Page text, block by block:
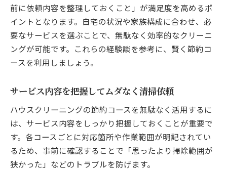
前に依頼内容を整理しておくこと」が満足度を高めるポ
イントとなります。自宅の状況や家族構成に合わせ、必
要なサービスを選ぶことで、無駄なく効率的なクリーニ
ングが可能です。これらの経験談を参考に、賢く節約コ
ースを利用しましょう。
サービス内容を把握してムダなく清掃依頼
ハウスクリーニングの節約コースを無駄なく活用するに
は、サービス内容をしっかり把握しておくことが重要で
す。各コースごとに対応箇所や作業範囲が明記されてい
るため、事前に確認することで「思ったより掃除範囲が
狭かった」などのトラブルを防げます。